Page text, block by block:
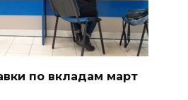
по вкладам март